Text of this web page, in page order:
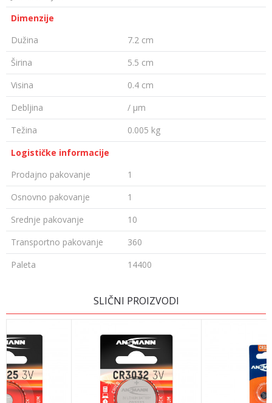
Dimenzije
Dužina
7.2 cm
Širina
5.5 cm
Visina
0.4 cm
Debljina
/ µm
Težina
0.005 kg
Logističke informacije
Prodajno pakovanje
1
Osnovno pakovanje
1
Srednje pakovanje
10
Transportno pakovanje
360
Paleta
14400
Email
Poruka
SLIČNI PROIZVODI